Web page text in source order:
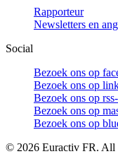
Rapporteur
Newsletters en
Social
Bezoek ons op
Bezoek ons op
Bezoek ons op
Bezoek ons op
Bezoek ons op
© 2026 Euractiv FR. All